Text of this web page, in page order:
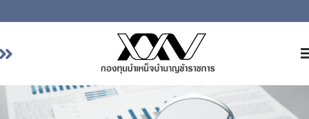
หน้าหลัก
เกี่ยวกับ กบข.